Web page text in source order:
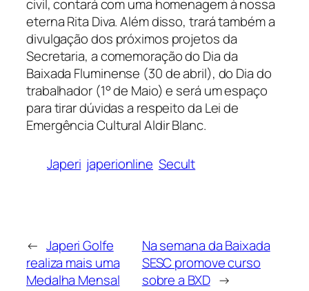
civil, contará com uma homenagem à nossa
eterna Rita Diva. Além disso, trará também a
divulgação dos próximos projetos da
Secretaria, a comemoração do Dia da
Baixada Fluminense (30 de abril), do Dia do
trabalhador (1° de Maio) e será um espaço
para tirar dúvidas a respeito da Lei de
Emergência Cultural Aldir Blanc.
Japeri japerionline Secult
← Japeri Golfe
realiza mais uma
Medalha Mensal
Na semana da Baixada
SESC promove curso
sobre a BXD →